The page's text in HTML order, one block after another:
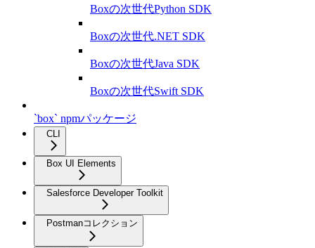
Boxの次世代Python SDK
Boxの次世代.NET SDK
Boxの次世代Java SDK
Boxの次世代Swift SDK
`box` npmパッケージ
CLI
Box UI Elements
Salesforce Developer Toolkit
Postmanコレクション